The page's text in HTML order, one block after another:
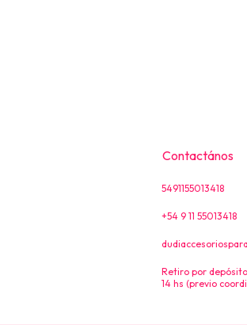
Contactános
5491155013418
+54 9 11 55013418
Retiro por
14 hs (previo